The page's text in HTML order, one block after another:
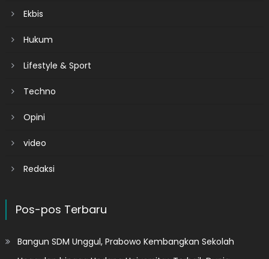
Ekbis
Hukum
Lifestyle & Sport
Techno
Opini
video
Redaksi
Pos-pos Terbaru
Bangun SDM Unggul, Prabowo Kembangkan Sekolah